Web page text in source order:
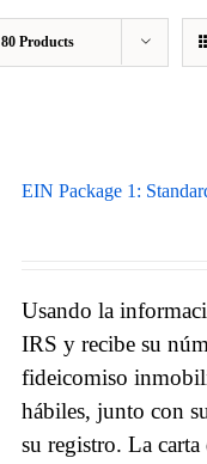
80 Products
EIN Package 1:
Usando la
IRS y recibe su
fideicomiso
hábiles, junto con
su registro. La